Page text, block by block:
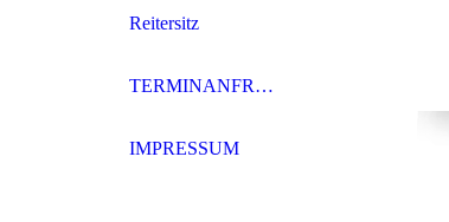
Reitersitz
TERMINANFRAGE
IMPRESSUM